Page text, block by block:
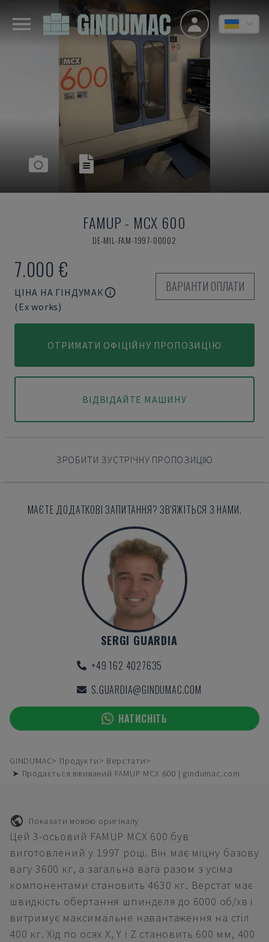
FAMUP - MCX 600
DE-MIL-FAM-1997-00002
7.000 €
ЦІНА НА ГІНДУМАК
(Ex works)
ВАРІАНТИ ОПЛАТИ
ОТРИМАТИ ОФІЦІЙНУ ПРОПОЗИЦІЮ
ВІДВІДАЙТЕ МАШИНУ
ЗРОБИТИ ЗУСТРІЧНУ ПРОПОЗИЦІЮ
МАЄТЕ ДОДАТКОВІ ЗАПИТАННЯ? ЗВ'ЯЖІТЬСЯ З НАМИ.
SERGI GUARDIA
+49 162 4027635
S.GUARDIA@GINDUMAC.COM
НАТИСНІТЬ
GINDUMAC Продукти
Верстати
➤ Продається вживаний FAMUP MCX 600 | gindumac.com
Показати мовою оригіналу
Цей 3-осьовий FAMUP MCX 600 був
виготовлений у 1997 році. Він має міцну базову
вагу 3600 кг, а загальна вага разом з усіма
компонентами становить 4630 кг. Верстат має
швидкість обертання шпинделя до 6000 об/хв і
витримує максимальне навантаження на стіл
400 кг. Хід по осях X, Y і Z становить 600 мм, 400